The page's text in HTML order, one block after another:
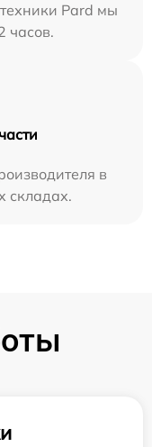
Pard мы
часов.
в
складах.